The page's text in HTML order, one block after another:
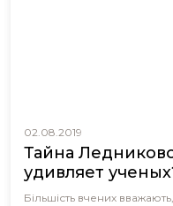
02.08.2019
Тайна
удивляет
Більшість вчених